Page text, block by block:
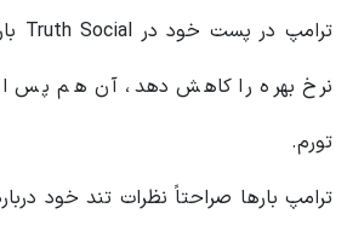
ترامپ در پست خود در Truth Social بار دیگر از
نرخ بهره را کاهش دهد، آن هم پس از
تورم.
ترامپ بارها صراحتاً نظرات تند خود